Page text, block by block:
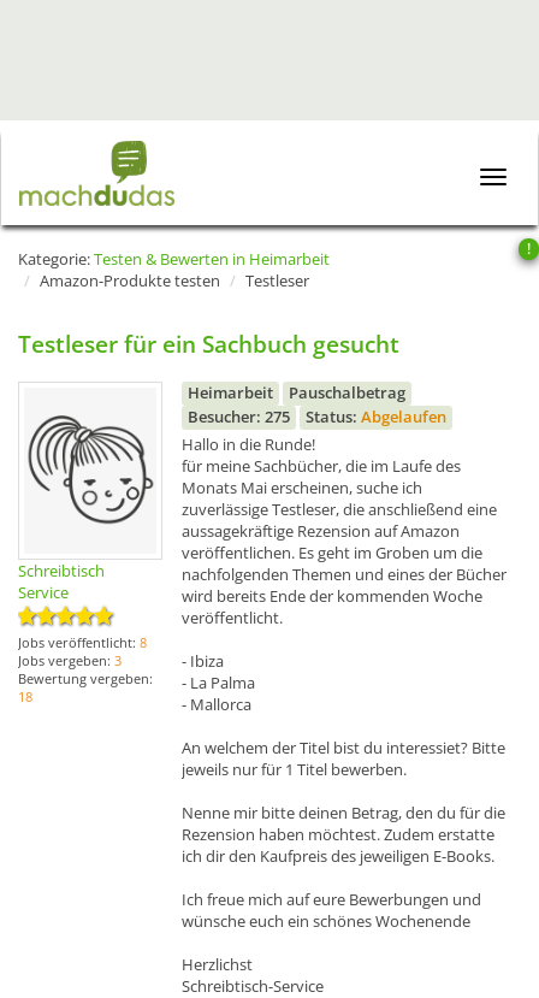
Toggle
!
Kategorie:Testen & Bewerten in Heimarbeit
Amazon-Produkte testen
Testleser
Testleser für ein Sachbuch gesucht
Schreibtisch
Service
Jobs veröffentlicht: 8
Jobs vergeben: 3
Bewertung vergeben:
18
Heimarbeit
Pauschalbetrag
Besucher: 275
Status: Abgelaufen
Hallo in die Runde!
für meine Sachbücher, die im Laufe des
Monats Mai erscheinen, suche ich
zuverlässige Testleser, die anschließend eine
aussagekräftige Rezension auf Amazon
veröffentlichen. Es geht im Groben um die
nachfolgenden Themen und eines der Bücher
wird bereits Ende der kommenden Woche
veröffentlicht.
- Ibiza
- La Palma
- Mallorca
An welchem der Titel bist du interessiet? Bitte
jeweils nur für 1 Titel bewerben.
Nenne mir bitte deinen Betrag, den du für die
Rezension haben möchtest. Zudem erstatte
ich dir den Kaufpreis des jeweiligen E-Books.
Ich freue mich auf eure Bewerbungen und
wünsche euch ein schönes Wochenende
Herzlichst
Schreibtisch-Service